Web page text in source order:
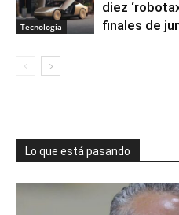
Tecnología
diez
finales de
Lo que está pasando